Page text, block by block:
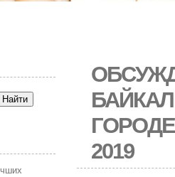
2019